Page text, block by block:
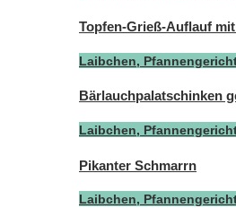
Topfen-Grieß-Auflauf
Laibchen,
Bärlauchpalatschinken
Laibchen,
Pikanter Schmarrn
Laibchen,